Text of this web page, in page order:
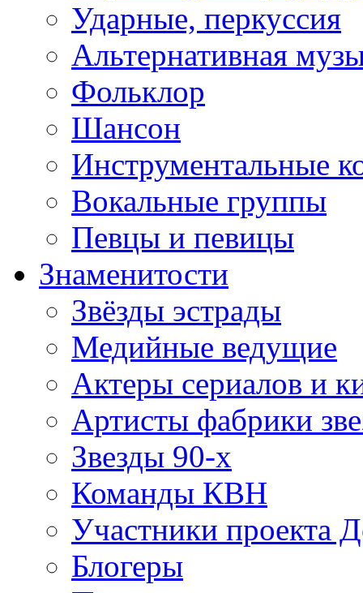
Ударные, перкуссия
Альтернативная
Фольклор
Шансон
Инструментальные
Вокальные группы
Певцы и певицы
Знаменитости
Звёзды эстрады
Медийные ведущие
Актеры сериалов и
Артисты фабрики
Звезды 90-х
Команды КВН
Участники проекта
Блогеры